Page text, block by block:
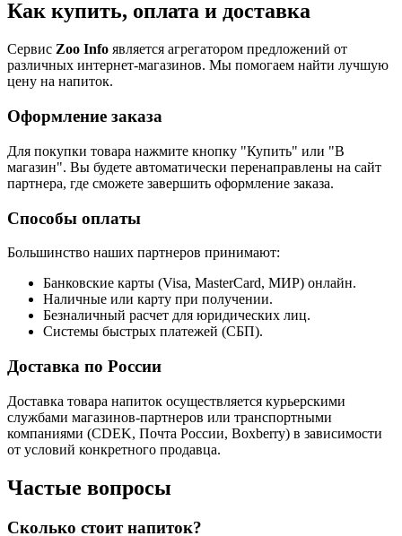
Как купить, оплата и доставка
Сервис Zoo Info является агрегатором предложений от
различных интернет-магазинов. Мы помогаем найти лучшую
цену на напиток.
Оформление заказа
Для покупки товара нажмите кнопку "Купить" или "В
магазин". Вы будете автоматически перенаправлены на сайт
партнера, где сможете завершить оформление заказа.
Способы оплаты
Большинство наших партнеров принимают:
Банковские карты (Visa, MasterCard, МИР) онлайн.
Наличные или карту при получении.
Безналичный расчет для юридических лиц.
Системы быстрых платежей (СБП).
Доставка по России
Доставка товара напиток осуществляется курьерскими
службами магазинов-партнеров или транспортными
компаниями (CDEK, Почта России, Boxberry) в зависимости
от условий конкретного продавца.
Частые вопросы
Сколько стоит напиток?